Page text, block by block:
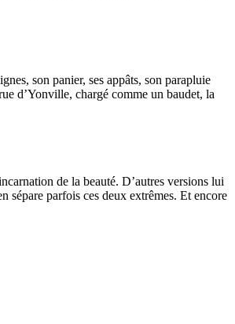
son panier, ses appâts, son parapluie
d’Yonville, chargé comme un baudet, la
de la beauté. D’autres versions lui
sépare parfois ces deux extrêmes. Et encore